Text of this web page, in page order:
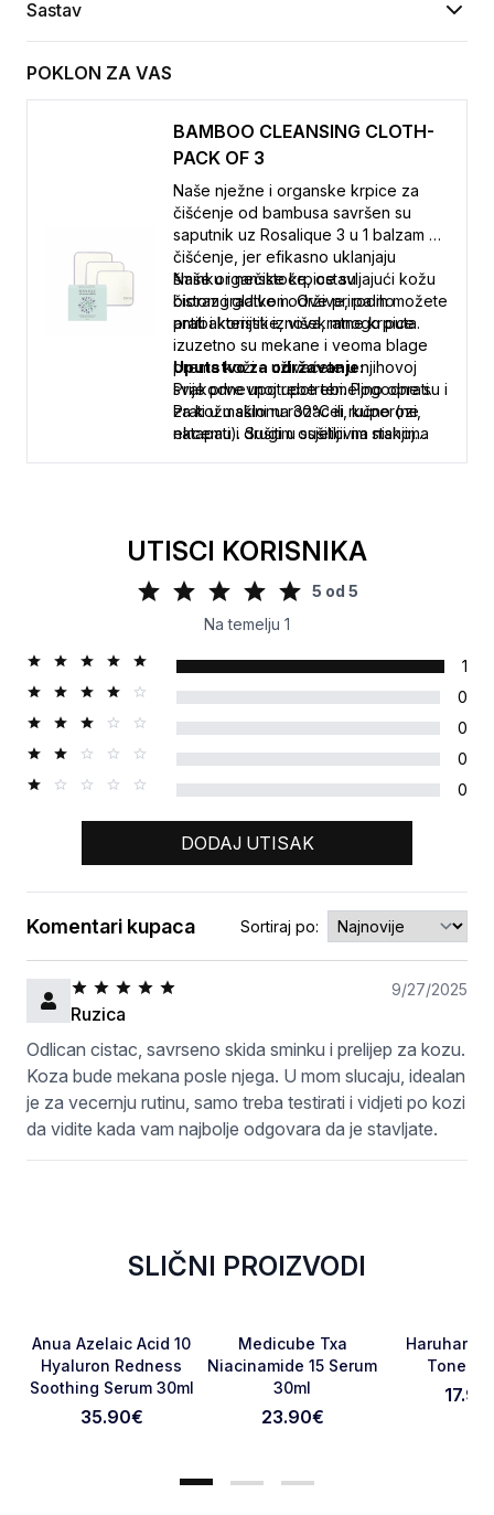
Sastav
POKLON ZA VAS
BAMBOO CLEANSING CLOTH-
PACK OF 3
Naše nježne i organske krpice za
čišćenje od bambusa savršen su
saputnik uz Rosalique 3 u 1 balzam za
čišćenje, jer efikasno uklanjaju
šminku i nečistoće, ostavljajući kožu
čistom i glatkom. Ove prirodno
antibakterijske, višekratne krpice
izuzetno su mekane i veoma blage
prema koži – uživaćete u njihovoj
svakodnevnoj upotrebi. Pogodne su i
za kožu sklonu rozacei, kuperozi,
ekcemu i drugim osjetljivim stanjima
Naše organske krpice su
biorazgradive i održive, pa ih možete
prati i koristiti iznova, mnogo puta.
Uputstvo za održavanje:
Prije prve upotrebe temeljno oprati.
Prati u mašini na 30°C ili ručno (ne
natapati). Sušiti u sušilici na niskoj
UTISCI KORISNIKA
5 od 5
Na temelju 1
1
0
0
0
0
DODAJ UTISAK
Ocjena
Komentari kupaca Sortiraj po:
Ruzica
9/27/2025
Odlican cistac, savrseno skida sminku i prelijep za kozu.
Koza bude mekana posle njega. U mom slucaju, idealan
je za vecernju rutinu, samo treba testirati i vidjeti po kozi
da vidite kada vam najbolje odgovara da je stavljate.
SLIČNI PROIZVODI
Favorite
Anua Azelaic Acid 10
Hyaluron Redness
Soothing Serum 30ml
35.90€
Favorite
Medicube Txa
Niacinamide 15 Serum
30ml
23.90€
Haruharu
Toner
17.90